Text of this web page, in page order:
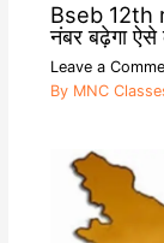
Bseb 12th
नंबर बढ़ेगा
Leave a
By MNC